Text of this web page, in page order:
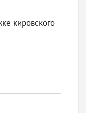
кировского